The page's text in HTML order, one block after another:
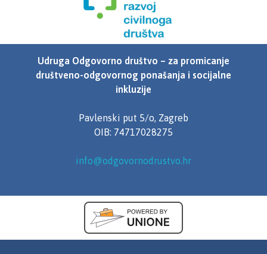
Udruga Odgovorno društvo – za promicanje
društveno-odgovornog ponašanja i socijalne
inkluzije
Pavlenski put 5/o, Zagreb
OIB: 74717028275
info@odgovornodrustvo.hr